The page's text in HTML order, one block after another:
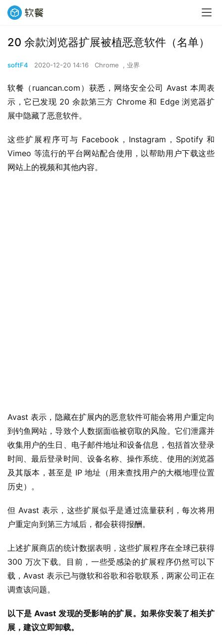
业
界
i
n
20 余款浏览器扩展被植恶意软件（名单）
softF4 2020-12-20 14:16 Chrome , 业界
软餐（ruancan.com）获悉，网络安全公司 Avast 本周表
示，它已发现 20 余款第三方 Chrome 和 Edge 浏览器扩
展中隐藏了恶意软件。
这些扩展程序可与 Facebook，Instagram，Spotify 和
Vimeo 等流行的平台网站配合使用，以帮助用户下载这些
网站上的视频和其他内容。
Avast 表示，隐藏在扩展内的恶意软件可能会将用户重定向
到钓鱼网站，导致个人数据面临被窃取的风险。它们泄露并
收集用户的生日、电子邮件地址和设备信息，包括首次登录
时间、最后登录时间、设备名称、操作系统、使用的浏览器
及其版本，甚至是 IP 地址（用来查找用户的大概地理位置
历史）。
但 Avast 表示，这些扩展似乎是通过流量获利，每次将用
户重定向到第三方域后，都会获得报酬。
上述扩展商店的统计数据表明，这些扩展程序在全球已获得
300 万次下载。目前，一些受感染的扩展程序仍然可以下
载，Avast 表示已与微软和谷歌和谷歌联系，两家公司正在
调查该问题。
以下是 Avast 发现的受影响的扩展。如果你安装了相关扩
展，建议立即卸载。